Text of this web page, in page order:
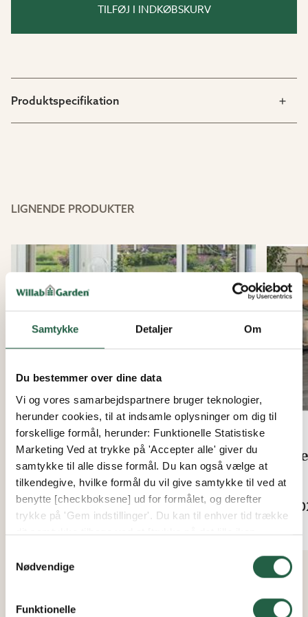
Samtykke Detaljer Om
Du bestemmer over dine data
Vi og vores samarbejdspartnere bruger teknologier,
herunder cookies, til at indsamle oplysninger om dig til
forskellige formål, herunder: Funktionelle Statistiske
Marketing Ved at trykke på 'Accepter alle' giver du
samtykke til alle disse formål. Du kan også vælge at
tilkendegive, hvilke formål du vil give samtykke til ved at
benytte [checkboksene] ud for formålet, og derefter
trykke på 'Gem indstillinger'. Du kan til enhver tid trække
dit samtykke tilbage ved at [trykke på det lille ikon
mere om vores brug af cookies og andre teknologier,
Nødvendige
Funktionelle
TILFØJ I INDKØBSKURV
Produktspecifikation
LIGNENDE PRODUKTER
Begonia & Bracken
Spisegruppe
Fra
33.572 kr.
Fra